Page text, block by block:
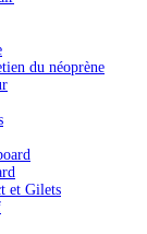
du néoprène
et Gilets